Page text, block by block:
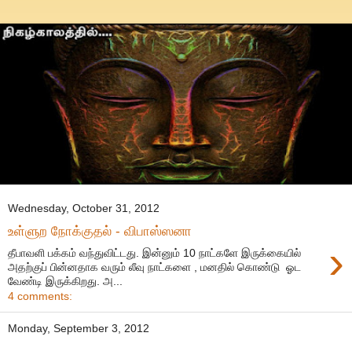
Wednesday, October 31, 2012
உள்ளுற நோக்குதல் - விபாஸ்ஸனா
›
தீபாவளி பக்கம் வந்துவிட்டது. இன்னும் 10 நாட்களே இருக்கையில்
அதற்குப் பின்னதாக வரும் லீவு நாட்களை , மனதில் கொண்டு ஓட
வேண்டி இருக்கிறது. அ...
4 comments:
Monday, September 3, 2012